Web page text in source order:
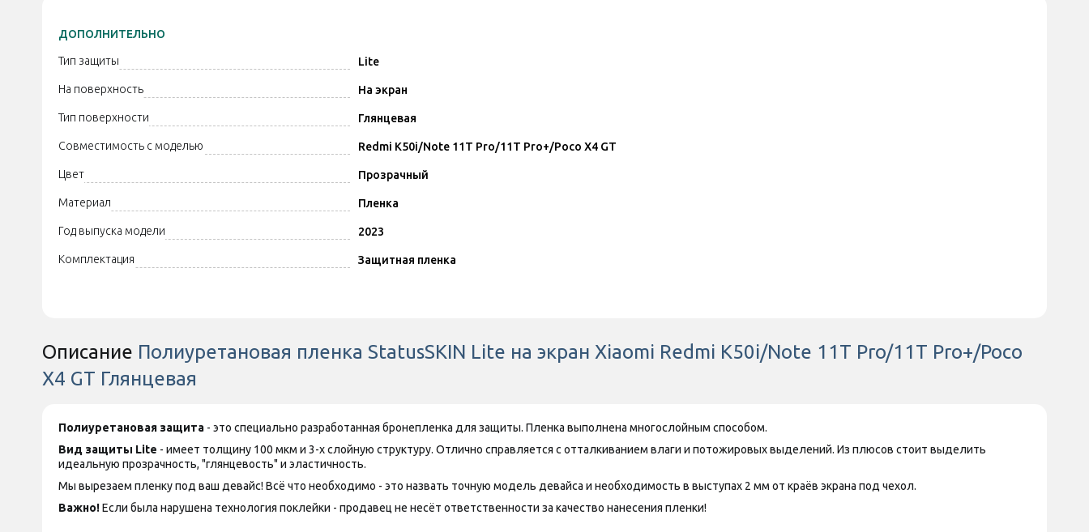
ДОПОЛНИТЕЛЬНО
Тип защиты Lite
На поверхность На экран
Тип поверхности Глянцевая
Совместимость с моделью Redmi K50i/Note 11T Pro/11T Pro+/Poco X4 GT
Цвет Прозрачный
Материал Пленка
Год выпуска модели 2023
Комплектация Защитная пленка
Описание Полиуретановая пленка StatusSKIN Lite на экран Xiaomi Redmi K50i/Note 11T Pro/11T Pro+/Poco
X4 GT Глянцевая
Полиуретановая защита - это специально разработанная бронепленка для защиты. Пленка выполнена многослойным способом.
Вид защиты Lite - имеет толщину 100 мкм и 3-х слойную структуру. Отлично справляется с отталкиванием влаги и потожировых выделений. Из плюсов стоит выделить
идеальную прозрачность, "глянцевость" и эластичность.
Мы вырезаем пленку под ваш девайс! Всё что необходимо - это назвать точную модель девайса и необходимость в выступах 2 мм от краёв экрана под чехол.
Важно!Если была нарушена технология поклейки - продавец не несёт ответственности за качество нанесения пленки!